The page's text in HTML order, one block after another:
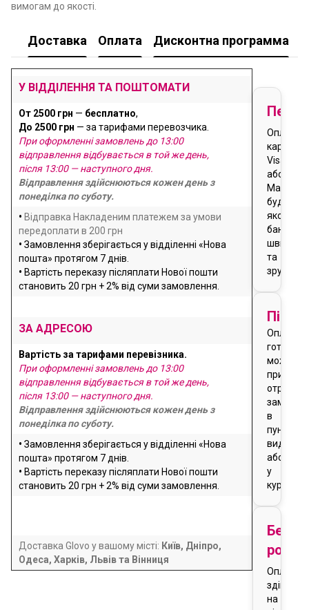
вимогам до якості.
Доставка Оплата Дисконтна программа
У ВІДДІЛЕННЯ ТА ПОШТОМАТИ
От 2500 грн — бесплатно,
До 2500 грн — за тарифами перевозчика.
При оформленні замовлень до 13:00
відправлення відбувається в той же день,
після 13:00 — наступного дня.
Відправлення здійснюються кожен день з
понеділка по суботу.
• Відправка Накладеним платежем за умови
передоплати в 200 грн
• Замовлення зберігається у відділенні «Нова
пошта» протягом 7 днів.
• Вартість переказу післяплати Нової пошти
становить 20 грн + 2% від суми замовлення.
ЗА АДРЕСОЮ
Вартість за тарифами перевізника.
При оформленні замовлень до 13:00
відправлення відбувається в той же день,
після 13:00 — наступного дня.
Відправлення здійснюються кожен день з
понеділка по суботу.
• Замовлення зберігається у відділенні «Нова
пошта» протягом 7 днів.
• Вартість переказу післяплати Нової пошти
становить 20 грн + 2% від суми замовлення.
Доставка Glovo у вашому місті: Київ, Дніпро,
Одеса, Харків, Львів та Вінниця
Оплата
карткою
Visa
або
будь-
якого
банку
швидко
та
зручно
Оплата
готівкою
можлива
при
в
пункті
видачі
або
у
кур'єра
Оплата
на